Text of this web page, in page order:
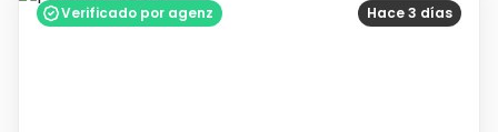
Hace 3 días
Verificado por agenz